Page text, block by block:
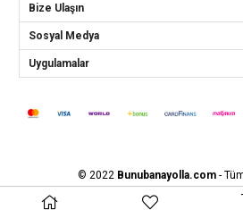
Bize Ulaşın
Sosyal Medya
Uygulamalar
© 2022 Bunubanayolla.com-